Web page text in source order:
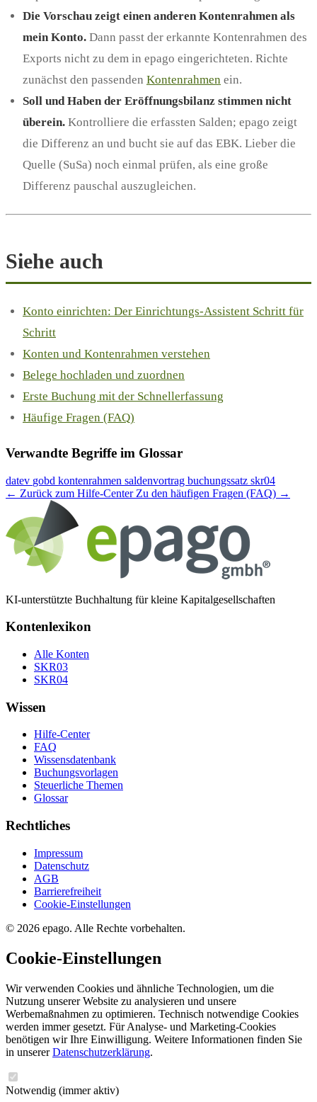
Die Vorschau zeigt einen anderen Kontenrahmen als
mein Konto. Dann passt der erkannte Kontenrahmen des
Exports nicht zu dem in epago eingerichteten. Richte
zunächst den passenden Kontenrahmen ein.
Soll und Haben der Eröffnungsbilanz stimmen nicht
überein. Kontrolliere die erfassten Salden; epago zeigt
die Differenz an und bucht sie auf das EBK. Lieber die
Quelle (SuSa) noch einmal prüfen, als eine große
Differenz pauschal auszugleichen.
Siehe auch
Konto einrichten: Der Einrichtungs-Assistent Schritt für
Schritt
Konten und Kontenrahmen verstehen
Belege hochladen und zuordnen
Erste Buchung mit der Schnellerfassung
Häufige Fragen (FAQ)
Verwandte Begriffe im Glossar
datev gobd kontenrahmen saldenvortrag buchungssatz skr04
← Zurück zum Hilfe-Center Zu den häufigen Fragen (FAQ) →
KI-unterstützte Buchhaltung für kleine Kapitalgesellschaften
Kontenlexikon
Alle Konten
SKR03
SKR04
Wissen
Hilfe-Center
FAQ
Wissensdatenbank
Buchungsvorlagen
Steuerliche Themen
Glossar
Rechtliches
Impressum
Datenschutz
AGB
Barrierefreiheit
Cookie-Einstellungen
© 2026 epago. Alle Rechte vorbehalten.
Cookie-Einstellungen
Wir verwenden Cookies und ähnliche Technologien, um die
Nutzung unserer Website zu analysieren und unsere
Werbemaßnahmen zu optimieren. Technisch notwendige Cookies
werden immer gesetzt. Für Analyse- und Marketing-Cookies
benötigen wir Ihre Einwilligung. Weitere Informationen finden Sie
in unsererDatenschutzerklärung.
Notwendig (immer aktiv)